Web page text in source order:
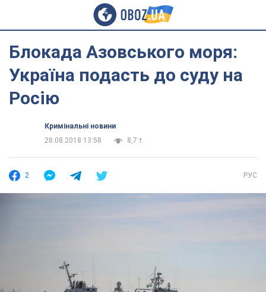
Блокада Азовського моря:
Україна подасть до суду на
Росію
Кримінальні новини
28.08.2018 13:58
8,7 т.
2 РУС